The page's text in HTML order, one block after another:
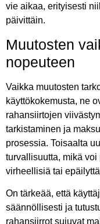
vie aikaa, erityisesti
päivittäin.
Muutosten
nopeuteen
Vaikka muutosten
käyttökokemusta, ne
rahansiirtojen
tarkistaminen ja
prosessia. Toisaalta
turvallisuutta, mikä
virheellisiä tai
On tärkeää, että
säännöllisesti ja
rahansiirrot sujuvat